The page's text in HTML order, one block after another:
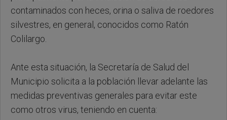
contaminados con heces, orina o saliva de roedores
silvestres, en general, conocidos como Ratón
Colilargo.
Ante esta situación, la Secretaría de Salud del
Municipio solicita a la población llevar adelante las
medidas preventivas generales para evitar este
como otros virus, teniendo en cuenta: